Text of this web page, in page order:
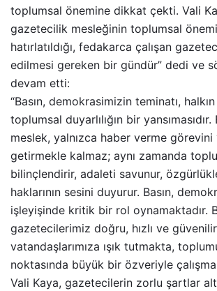
toplumsal önemine dikkat çekti. Vali
gazetecilik mesleğinin toplumsal
hatırlatıldığı, fedakarca çalışan
edilmesi gereken bir gündür” dedi ve
devam etti:
“Basın, demokrasimizin teminatı,
toplumsal duyarlılığın bir yansımasıdır.
meslek, yalnızca haber verme görevini
getirmekle kalmaz; aynı zamanda
bilinçlendirir, adaleti savunur,
haklarının sesini duyurur. Basın,
işleyişinde kritik bir rol oynamaktadır.
gazetecilerimiz doğru, hızlı ve
vatandaşlarımıza ışık tutmakta,
noktasında büyük bir özveriyle
Vali Kaya, gazetecilerin zorlu şartlar